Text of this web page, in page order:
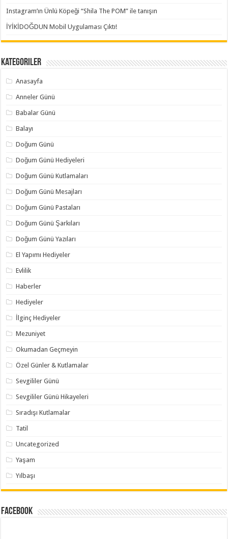
Instagram’ın Ünlü Köpeği “Shila The POM” ile tanışın
İYİKİDOĞDUN Mobil Uygulaması Çıktı!
Kategoriler
Anasayfa
Anneler Günü
Babalar Günü
Balayı
Doğum Günü
Doğum Günü Hediyeleri
Doğum Günü Kutlamaları
Doğum Günü Mesajları
Doğum Günü Pastaları
Doğum Günü Şarkıları
Doğum Günü Yazıları
El Yapımı Hediyeler
Evlilik
Haberler
Hediyeler
İlginç Hediyeler
Mezuniyet
Okumadan Geçmeyin
Özel Günler & Kutlamalar
Sevgililer Günü
Sevgililer Günü Hikayeleri
Sıradışı Kutlamalar
Tatil
Uncategorized
Yaşam
Yılbaşı
Facebook